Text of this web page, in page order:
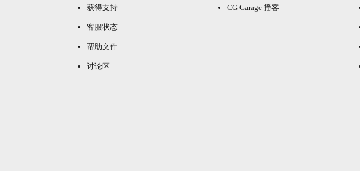
获得支持
客服状态
帮助文件
讨论区
CG Garage 播客